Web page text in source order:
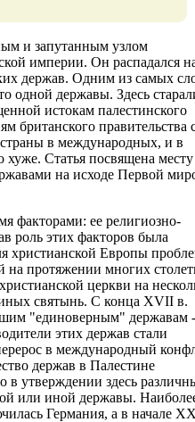
и запутанным узлом
империи. Он распадался
держав. Одним из самых
одной державы. Здесь
истокам палестинского
британского правительства
в международных, и в
хуже. Статья посвящена месту
на исходе Первой
факторами: ее религиозно-
роль этих факторов была
христианской Европы
на протяжении многих
церкви на
иных святынь. С конца XVII в.
"единоверным" державам -
этих держав стали
в международный
держав в Палестине
утверждении здесь
или иной державы.
Германия, а в начале